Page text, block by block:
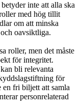
inte att alla ska
med hög tillit
om att minska
oavsiktliga.
roller, men det måste
för integritet.
bli relevanta
för
en fri biljett att samla
personrelaterad